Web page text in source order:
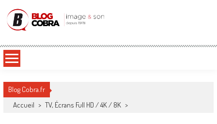
Blog Cobra
Blog Cobra.fr
Accueil > TV, Écrans Full HD / 4K / 8K >